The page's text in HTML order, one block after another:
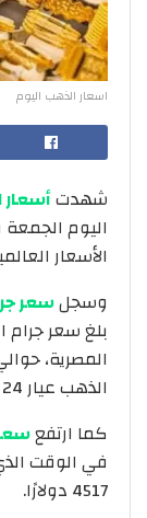
اسعار الذهب اليوم
شهدت
اليوم
الأسعار
وسجلسعر
الذهب عيار 24 إلى نحو 6880 جنيهًا.
كما ارتفع
في الوقت
4517 دولارًا.